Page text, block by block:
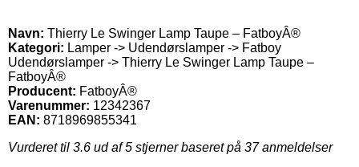
Navn: Thierry Le Swinger Lamp Taupe – FatboyÂ®
Kategori: Lamper -> Udendørslamper -> Fatboy
Udendørslamper -> Thierry Le Swinger Lamp Taupe –
FatboyÂ®
Producent: FatboyÂ®
Varenummer: 12342367
EAN: 8718969855341
Vurderet til 3.6 ud af 5 stjerner baseret på 37anmeldelser